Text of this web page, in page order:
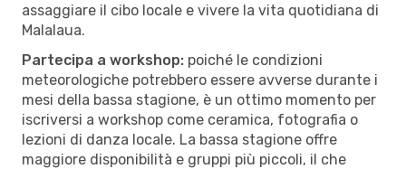
assaggiare il cibo locale e vivere la vita quotidiana di
Malalaua.
Partecipa a workshop: poiché le condizioni
meteorologiche potrebbero essere avverse durante i
mesi della bassa stagione, è un ottimo momento per
iscriversi a workshop come ceramica, fotografia o
lezioni di danza locale. La bassa stagione offre
maggiore disponibilità e gruppi più piccoli, il che